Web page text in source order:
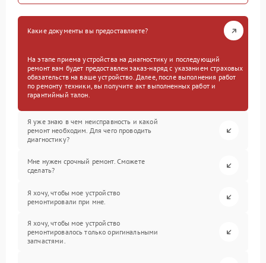
Какие документы вы предоставляете?
На этапе приема устройства на диагностику и последующий
ремонт вам будет предоставлен заказ-наряд с указанием страховых
обязательств на ваше устройство. Далее, после выполнения работ
по ремонту техники, вы получите акт выполненных работ и
гарантийный талон.
Я уже знаю в чем неисправность и какой
ремонт необходим. Для чего проводить
диагностику?
Мне нужен срочный ремонт. Сможете
сделать?
Я хочу, чтобы мое устройство
ремонтировали при мне.
Я хочу, чтобы мое устройство
ремонтировалось только оригинальными
запчастями.